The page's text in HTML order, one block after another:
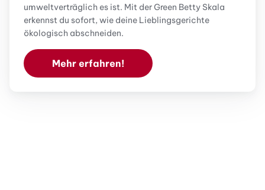
umweltverträglich es ist. Mit der Green Betty Skala
erkennst du sofort, wie deine Lieblingsgerichte
ökologisch abschneiden.
Mehr erfahren!